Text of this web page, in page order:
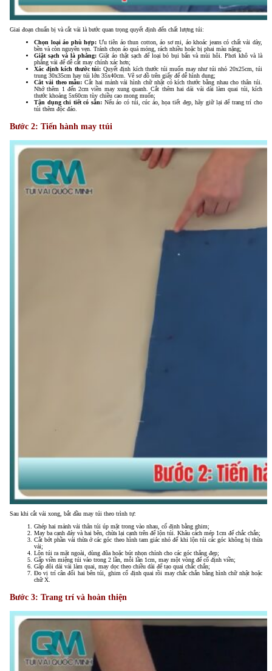
Giai đoạn chuẩn bị và cắt vải là bước quan trọng quyết định đến chất lượng túi:
Chọn loại áo phù hợp: Ưu tiên áo thun cotton, áo sơ mi, áo khoác jeans có chất vải dày,
bền và còn nguyên vẹn. Tránh chọn áo quá mỏng, rách nhiều hoặc bị phai màu nặng;
Giặt sạch và là phẳng:Giặt áo thật sạch để loại bỏ bụi bẩn và mùi hôi. Phơi khô và là
phẳng vải để dễ cắt may chính xác hơn;
Xác định kích thước túi: Quyết định kích thước túi muốn may như túi nhỏ 20x25cm, túi
trung 30x35cm hay túi lớn 35x40cm. Vẽ sơ đồ trên giấy để dễ hình dung;
Cắt vải theo mẫu: Cắt hai mảnh vải hình chữ nhật có kích thước bằng nhau cho thân túi.
Nhớ thêm 1 đến 2cm viền may xung quanh. Cắt thêm hai dải vải dài làm quai túi, kích
thước khoảng 5x60cm tùy chiều cao mong muốn;
Tận dụng chi tiết có sẵn: Nếu áo có túi, cúc áo, họa tiết đẹp, hãy giữ lại để trang trí cho
túi thêm độc đáo.
Bước 2: Tiến hành may ttúi
Sau khi cắt vải xong, bắt đầu may túi theo trình tự:
Ghép hai mảnh vải thân túi úp mặt trong vào nhau, cố định bằng ghim;
May ba cạnh đáy và hai bên, chừa lại cạnh trên để lộn túi. Khâu cách mép 1cm để chắc chắn;
Cắt bớt phần vải thừa ở các góc theo hình tam giác nhỏ để khi lộn túi các góc không bị thừa
vải;
Lộn túi ra mặt ngoài, dùng đũa hoặc bút nhọn chỉnh cho các góc thẳng đẹp;
Gấp viền miệng túi vào trong 2 lần, mỗi lần 1cm, may một vòng để cố định viền;
Gấp đôi dải vải làm quai, may dọc theo chiều dài để tạo quai chắc chắn;
Đo vị trí cân đối hai bên túi, ghim cố định quai rồi may chắc chắn bằng hình chữ nhật hoặc
chữ X.
Bước 3: Trang trí và hoàn thiện